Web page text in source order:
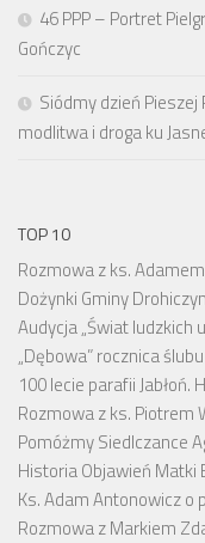
46 PPP – Portret
Gończyc
Siódmy dzień
modlitwa i droga ku
TOP 10
Rozmowa z ks.
Dożynki Gminy
Audycja „Świat ludzkich
„Dębowa” rocznica
100 lecie parafii
Rozmowa z ks. Piotrem
Pomóżmy Siedlczance
Historia Objawień Matki
Ks. Adam Antonowicz o
Rozmowa z Markiem